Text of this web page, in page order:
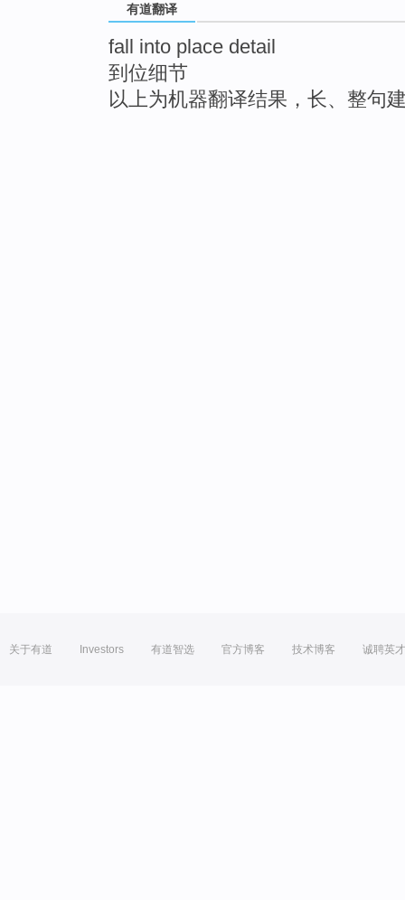
有道翻译
fall into place detail
到位细节
以上为机器翻译结果，长、整句
关于有道 Investors 有道智选 官方博客 技术博客 诚聘英才